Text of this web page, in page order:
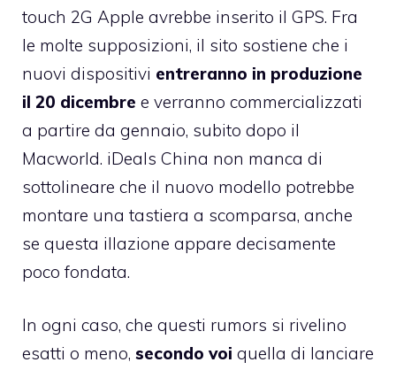
touch 2G Apple avrebbe inserito il GPS. Fra
le molte supposizioni, il sito sostiene che i
nuovi dispositivi entreranno in produzione
il 20 dicembre e verranno commercializzati
a partire da gennaio, subito dopo il
Macworld. iDeals China non manca di
sottolineare che il nuovo modello potrebbe
montare una tastiera a scomparsa, anche
se questa illazione appare decisamente
poco fondata.
In ogni caso, che questi rumors si rivelino
esatti o meno, secondo voi quella di lanciare